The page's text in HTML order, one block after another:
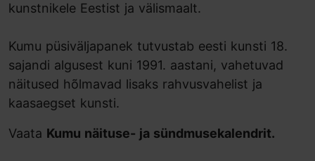
kunstnikele Eestist ja välismaalt.
Kumu püsiväljapanek tutvustab eesti kunsti 18.
sajandi algusest kuni 1991. aastani, vahetuvad
näitused hõlmavad lisaks rahvusvahelist ja
kaasaegset kunsti.
Vaata Kumu näituse- ja sündmusekalendrit.